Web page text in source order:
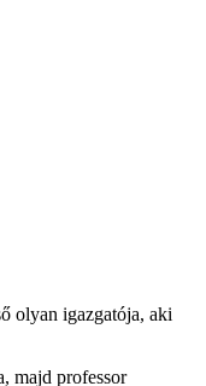
olyan igazgatója, aki
majd professor